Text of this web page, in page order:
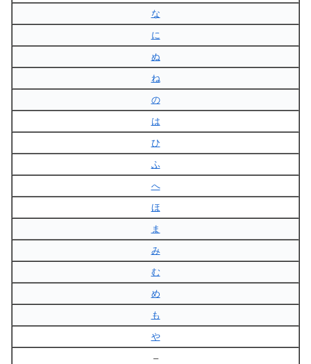
な
に
ぬ
ね
の
は
ひ
ふ
へ
ほ
ま
み
む
め
も
や
–